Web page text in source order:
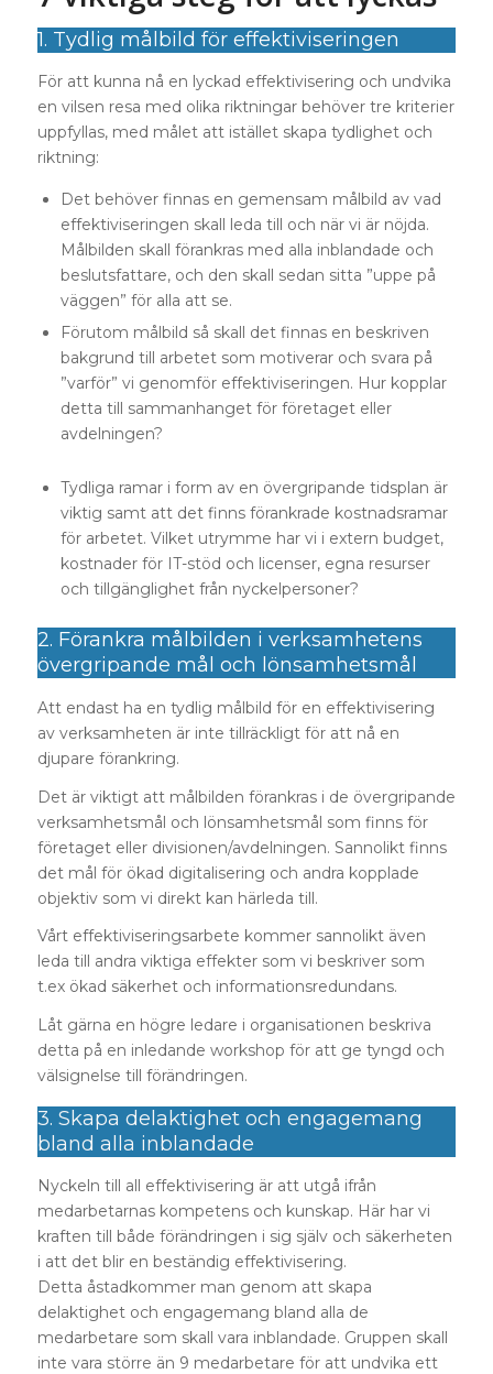
1. Tydlig målbild för effektiviseringen
För att kunna nå en lyckad effektivisering och undvika
en vilsen resa med olika riktningar behöver tre kriterier
uppfyllas, med målet att istället skapa tydlighet och
riktning:
Det behöver finnas en gemensam målbild av vad
effektiviseringen skall leda till och när vi är nöjda.
Målbilden skall förankras med alla inblandade och
beslutsfattare, och den skall sedan sitta ”uppe på
väggen” för alla att se.
Förutom målbild så skall det finnas en beskriven
bakgrund till arbetet som motiverar och svara på
”varför” vi genomför effektiviseringen. Hur kopplar
detta till sammanhanget för företaget eller
avdelningen?
Tydliga ramar i form av en övergripande tidsplan är
viktig samt att det finns förankrade kostnadsramar
för arbetet. Vilket utrymme har vi i extern budget,
kostnader för IT-stöd och licenser, egna resurser
och tillgänglighet från nyckelpersoner?
2. Förankra målbilden i verksamhetens
övergripande mål och lönsamhetsmål
Att endast ha en tydlig målbild för en effektivisering
av verksamheten är inte tillräckligt för att nå en
djupare förankring.
Det är viktigt att målbilden förankras i de övergripande
verksamhetsmål och lönsamhetsmål som finns för
företaget eller divisionen/avdelningen. Sannolikt finns
det mål för ökad digitalisering och andra kopplade
objektiv som vi direkt kan härleda till.
Vårt effektiviseringsarbete kommer sannolikt även
leda till andra viktiga effekter som vi beskriver som
t.ex ökad säkerhet och informationsredundans.
Låt gärna en högre ledare i organisationen beskriva
detta på en inledande workshop för att ge tyngd och
välsignelse till förändringen.
3. Skapa delaktighet och engagemang
bland alla inblandade
Nyckeln till all effektivisering är att utgå ifrån
medarbetarnas kompetens och kunskap. Här har vi
kraften till både förändringen i sig själv och säkerheten
i att det blir en beständig effektivisering.
Detta åstadkommer man genom att skapa
delaktighet och engagemang bland alla de
medarbetare som skall vara inblandade. Gruppen skall
inte vara större än 9 medarbetare för att undvika ett